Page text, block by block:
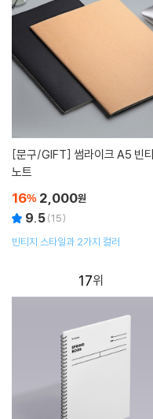
[문구/GIFT]
노트
16% 2,000원
9.5(15)
빈티지 스타일과 2가지 컬러
17